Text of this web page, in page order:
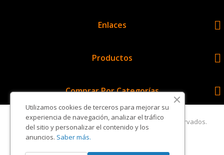
Enlaces 
Productos 
Comprar Por Categorías 
Copyright © Zetta Electrónica. Todos los derechos reservados.
Utilizamos cookies de terceros para mejorar su
experiencia de navegación, analizar el tráfico
del sitio y personalizar el contenido y los
anuncios. Saber más.